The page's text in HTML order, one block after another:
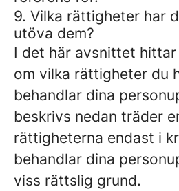
9. Vilka rättigheter har
utöva dem?
I det här avsnittet
om vilka rättigheter du
behandlar dina
beskrivs nedan träder
rättigheterna endast i
behandlar dina
viss rättslig grund.